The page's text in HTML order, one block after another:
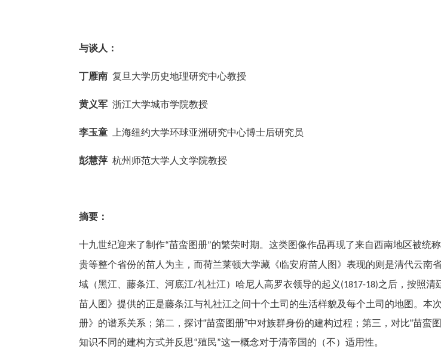
与谈人：
丁雁南 复旦大学历史地理研究中心教授
黄义军 浙江大学城市学院教授
李玉童 上海纽约大学环球亚洲研究中心博士后研究员
彭慧萍 杭州师范大学人文学院教授
摘要：
十九世纪迎来了制作“苗蛮图册”的繁荣时期。这类图像作品再现了来自西南地区被统
贵等整个省份的苗人为主，而荷兰莱顿大学藏《临安府苗人图》表现的则是清代云南
域（黑江、藤条江、河底江/礼社江）哈尼人高罗衣领导的起义 (1817-18)之后，按照清
苗人图》提供的正是藤条江与礼社江之间十个土司的生活样貌及每个土司的地图。本
册》的谱系关系；第二，探讨“苗蛮图册”中对族群身份的建构过程；第三，对比“苗蛮
知识不同的建构方式并反思“殖民”这一概念对于清帝国的（不）适用性。